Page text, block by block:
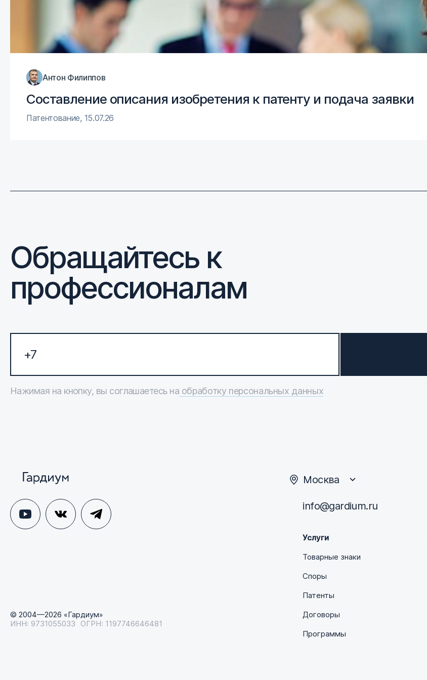
Составление описания изобретения к патенту и подача заявки
Антон Филиппов
Патентование, 15.07.26
Обращайтесь к
профессионалам
Нажимая на кнопку, вы соглашаетесь на обработку персональных данных
Москва
© 2004—2026 «Гардиум»
ИНН: 9731055033
ОГРН: 1197746646481
info@gardium.ru
Услуги
Товарные знаки
Споры
Патенты
Договоры
Программы